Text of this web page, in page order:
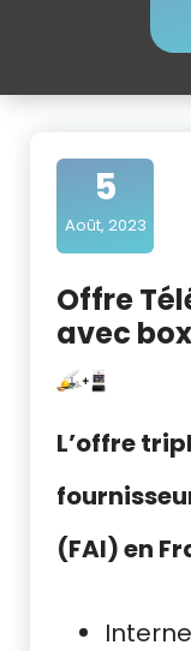
5
Août, 2023
Offre
avec
L’offre
(FAI) en